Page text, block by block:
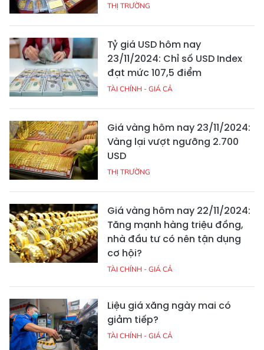
THỊ TRƯỜNG
Tỷ giá USD hôm nay
23/11/2024: Chỉ số USD Index
đạt mức 107,5 điểm
TÀI CHÍNH - GIÁ CẢ
Giá vàng hôm nay 23/11/2024:
Vàng lại vượt ngưỡng 2.700
USD
THỊ TRƯỜNG
Giá vàng hôm nay 22/11/2024:
Tăng mạnh hàng triệu đồng,
nhà đầu tư có nên tận dụng
cơ hội?
TÀI CHÍNH - GIÁ CẢ
Liệu giá xăng ngày mai có
giảm tiếp?
TÀI CHÍNH - GIÁ CẢ